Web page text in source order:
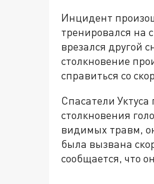
Инцидент
тренировался на
врезался другой
столкновение
справиться со
Спасатели
столкновения
видимых травм,
была вызвана
сообщается, что